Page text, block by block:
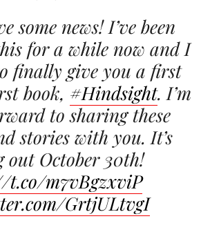
some news! I’ve been
for a while now and I
finally give you a first
book, #Hindsight. I’m
to sharing these
stories with you. It’s
out October 30th!
t.co/m7vBgzxviP
GrtjULtvgI